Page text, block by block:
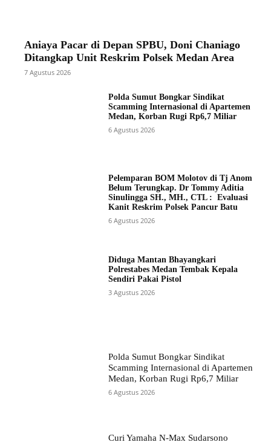
Aniaya Pacar di Depan SPBU, Doni Chaniago
Ditangkap Unit Reskrim Polsek Medan Area
7 Agustus 2026
Polda Sumut Bongkar Sindikat
Scamming Internasional di Apartemen
Medan, Korban Rugi Rp6,7 Miliar
6 Agustus 2026
Pelemparan BOM Molotov di Tj Anom
Belum Terungkap. Dr Tommy Aditia
Sinulingga SH., MH., CTL : Evaluasi
Kanit Reskrim Polsek Pancur Batu
6 Agustus 2026
Diduga Mantan Bhayangkari
Polrestabes Medan Tembak Kepala
Sendiri Pakai Pistol
3 Agustus 2026
Polda Sumut Bongkar Sindikat
Scamming Internasional di Apartemen
Medan, Korban Rugi Rp6,7 Miliar
6 Agustus 2026
Curi Yamaha N-Max Sudarsono